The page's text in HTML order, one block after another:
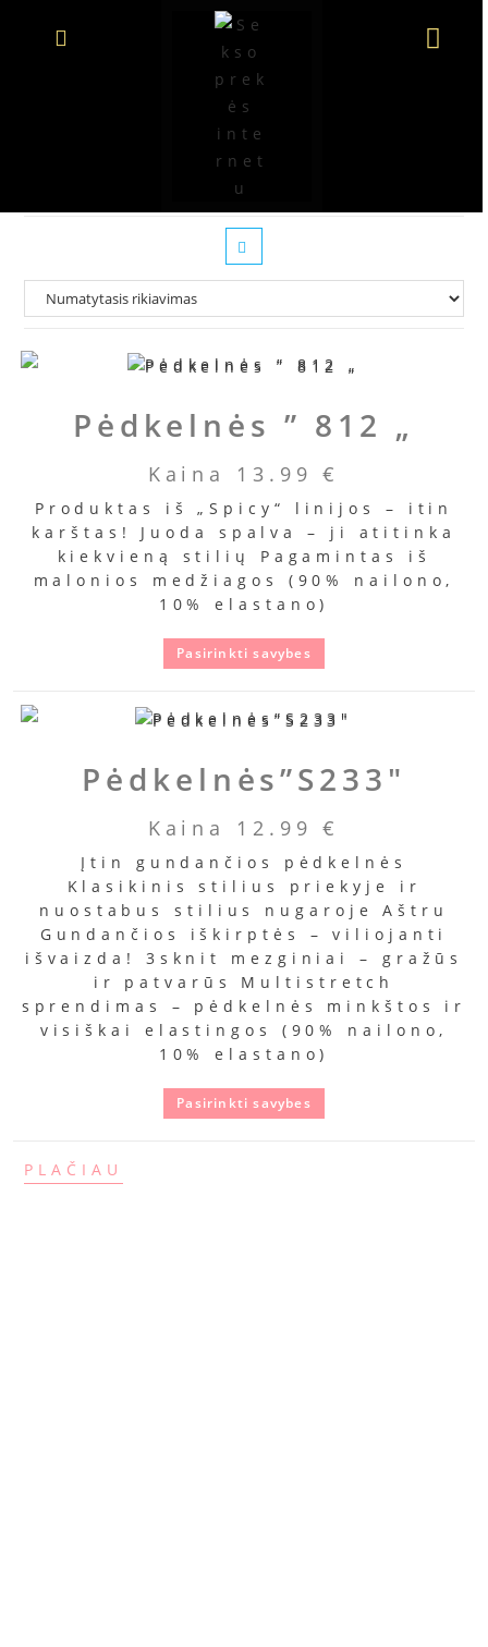
Seksualios pėdkelnės
Pėdkelnės ” 812 „
Kaina 13.99€
Produktas iš „Spicy“ linijos – itin
karštas! Juoda spalva – ji atitinka
kiekvieną stilių Pagamintas iš
malonios medžiagos (90% nailono,
10% elastano)
Pasirinkti savybes
Pėdkelnės”S233″
Kaina 12.99€
Įtin gundančios pėdkelnės
Klasikinis stilius priekyje ir
nuostabus stilius nugaroje Aštru
Gundančios iškirptės – viliojanti
išvaizda! 3sknit mezginiai – gražūs
ir patvarūs Multistretch
sprendimas – pėdkelnės minkštos ir
visiškai elastingos (90% nailono,
10% elastano)
Pasirinkti savybes
PLAČIAU